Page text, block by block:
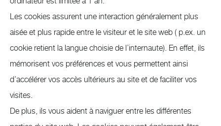
Les cookies assurent une interaction généralement plus
aisée et plus rapide entre le visiteur et le site web ( p.ex. un
cookie retient la langue choisie de l’internaute). En effet, ils
mémorisent vos préférences et vous permettent ainsi
d’accélérer vos accès ultérieurs au site et de faciliter vos
visites.
De plus, ils vous aident à naviguer entre les différentes